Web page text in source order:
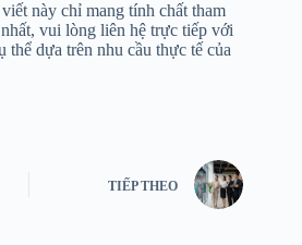
này chỉ mang tính chất tham
vui lòng liên hệ trực tiếp với
thể dựa trên nhu cầu thực tế của
TIẾP THEO